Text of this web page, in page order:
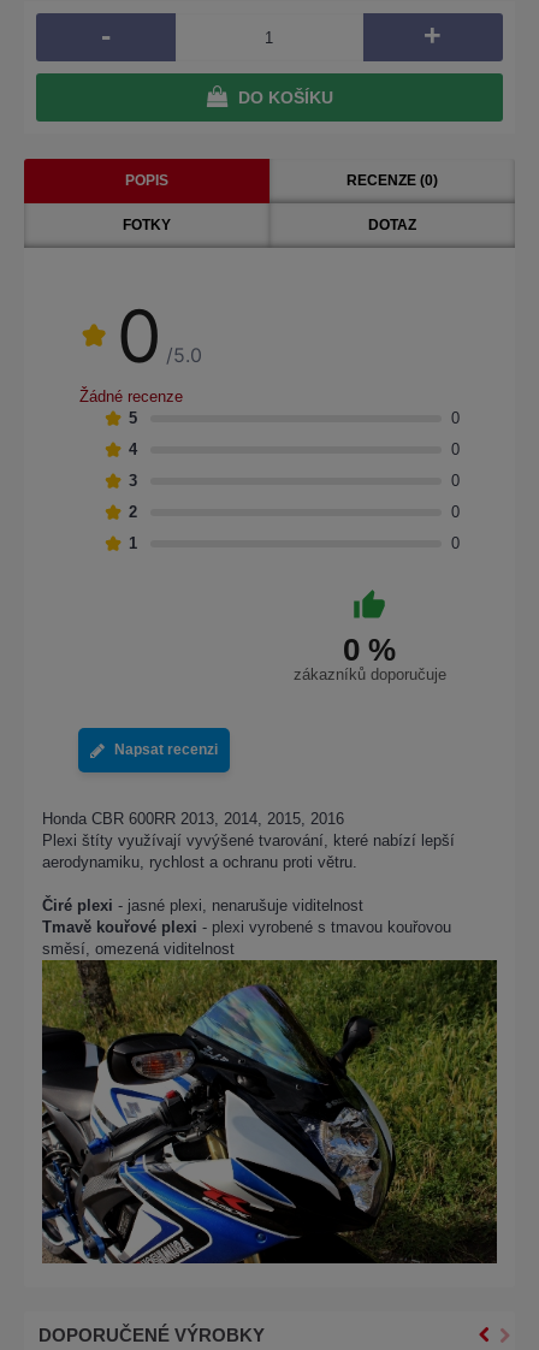
- +
DO KOŠÍKU
POPIS RECENZE (0)
FOTKY DOTAZ
0 /5.0
Žádné recenze
5
0
4
0
3
0
2
0
1
0
0 %
zákazníků doporučuje
Napsat recenzi
Honda CBR 600RR 2013, 2014, 2015, 2016
Plexi štíty využívají vyvýšené tvarování, které nabízí lepší
aerodynamiku, rychlost a ochranu proti větru.
Čiré plexi - jasné plexi, nenarušuje viditelnost
Tmavě kouřové plexi - plexi vyrobené s tmavou kouřovou
směsí, omezená viditelnost
DOPORUČENÉ VÝROBKY